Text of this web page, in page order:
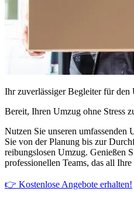
Ihr zuverlässiger Begleiter für den
Bereit, Ihren Umzug ohne Stress
Nutzen Sie unseren umfassenden
Sie von der Planung bis zur
reibungslosen Umzug. Genießen
professionellen Teams, das all
👉 Kostenlose Angebote erhalten!